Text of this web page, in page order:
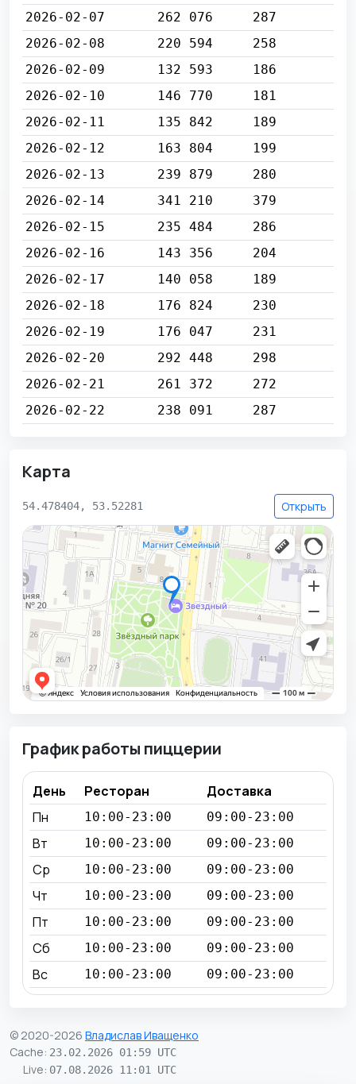
2026-02-07
262 076
287
2026-02-08
220 594
258
2026-02-09
132 593
186
2026-02-10
146 770
181
2026-02-11
135 842
189
2026-02-12
163 804
199
2026-02-13
239 879
280
2026-02-14
341 210
379
2026-02-15
235 484
286
2026-02-16
143 356
204
2026-02-17
140 058
189
2026-02-18
176 824
230
2026-02-19
176 047
231
2026-02-20
292 448
298
2026-02-21
261 372
272
2026-02-22
238 091 287
Карта
54.478404, 53.52281 Открыть
График работы пиццерии
День Ресторан
Доставка
Пн
10:00-23:00 09:00-23:00
Вт 10:00-23:00 09:00-23:00
Ср 10:00-23:00 09:00-23:00
Чт 10:00-23:00 09:00-23:00
Пт 10:00-23:00 09:00-23:00
Сб 10:00-23:00 09:00-23:00
Вс 10:00-23:00 09:00-23:00
© 2020-2026 Владислав Иващенко
Cache: 23.02.2026 01:59 UTC
Live: 07.08.2026 11:01 UTC